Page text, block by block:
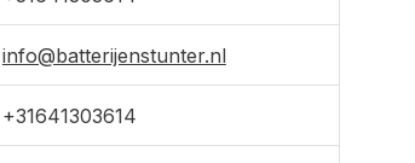
info@batterijenstunter.nl
+31641303614